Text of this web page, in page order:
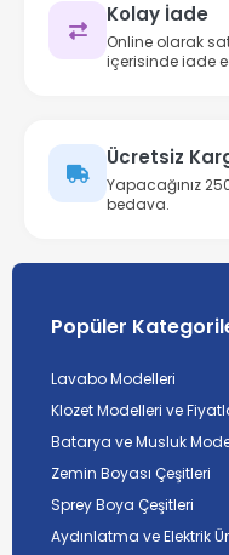
Kolay İade
Online olarak
içerisinde iade
Ücretsiz
Yapacağınız
bedava.
Popüler
Lavabo Modelleri
Klozet Modelleri ve
Batarya ve Musluk
Zemin Boyası Çeşitleri
Sprey Boya Çeşitleri
Aydınlatma ve Elektrik